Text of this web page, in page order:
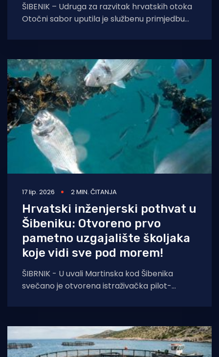
ŠIBENIK – Udruga za razvitak hrvatskih otoka
Otočni sabor uputila je službenu primjedbu
prosvjed i zahtijevajući
17 lip. 2026 2 MIN. ČITANJA
Hrvatski inženjerski pothvat u
Šibeniku: Otvoreno prvo
pametno uzgajalište školjaka
koje vidi sve pod morem!
ŠIBRNIK - U uvali Martinska kod Šibenika
svečano je otvorena istraživačka pilot-
"Šibenka", inovativna platforma